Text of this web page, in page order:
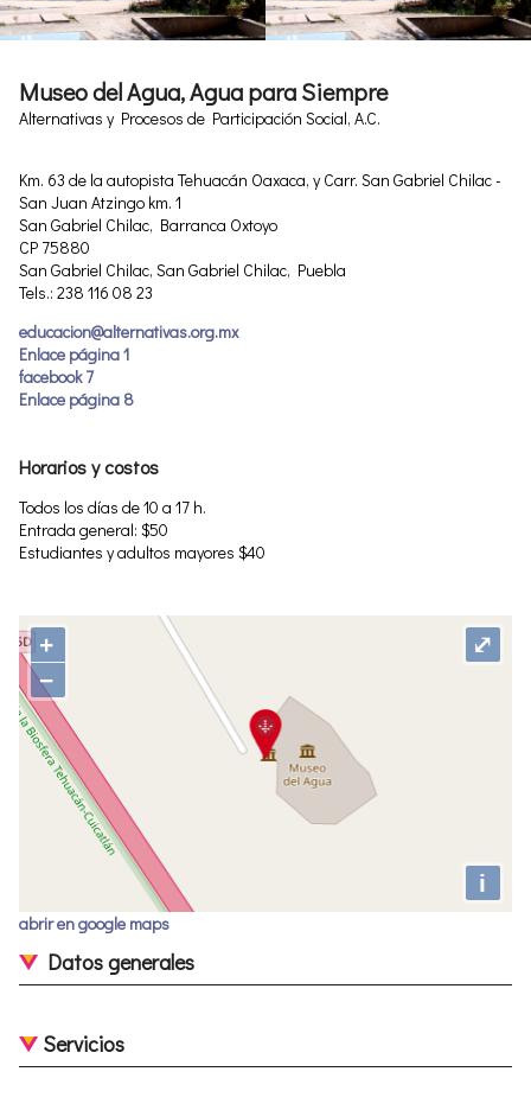
Museo del Agua, Agua para Siempre
Alternativas y Procesos de Participación Social, A.C.
Km. 63 de la autopista Tehuacán Oaxaca, y Carr. San Gabriel Chilac -
San Juan Atzingo km. 1
San Gabriel Chilac, Barranca Oxtoyo
CP 75880
San Gabriel Chilac, San Gabriel Chilac, Puebla
Tels.: 238 116 08 23
educacion@alternativas.org.mx
Enlace página 1
facebook 7
Enlace página 8
Horarios y costos
Todos los días de 10 a 17 h.
Entrada general: $50
Estudiantes y adultos mayores $40
+
−
i
⤢
abrir en google maps
Datos generales
Servicios